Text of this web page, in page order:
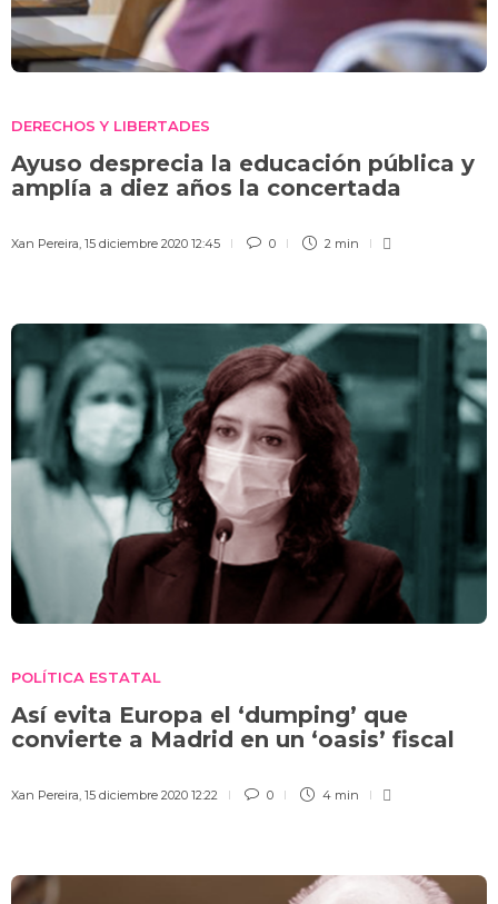
DERECHOS Y LIBERTADES
Ayuso desprecia la educación pública y
amplía a diez años la concertada
Xan Pereira, 15 diciembre 2020 12:45 0 2 min
POLÍTICA ESTATAL
Así evita Europa el ‘dumping’ que
convierte a Madrid en un ‘oasis’ fiscal
Xan Pereira 15 diciembre 2020 12:22 0 4 min